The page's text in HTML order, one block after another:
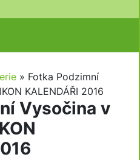
» Fotka Podzimní
KALENDÁŘI 2016
Vysočina v